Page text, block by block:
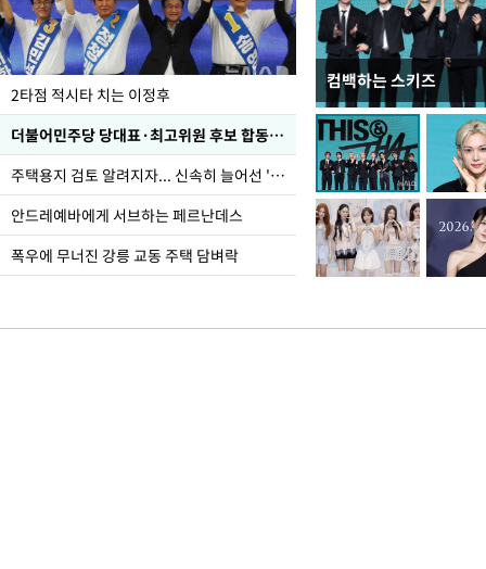
2타점 적시타 치는 이정후
더불어민주당 당대표·최고위원 후보 합동연설회
주택용지 검토 알려지자... 신속히 늘어선 '근조화환'
안드레예바에게 서브하는 페르난데스
폭우에 무너진 강릉 교동 주택 담벼락
컴백하는 스키즈
이번주 국회에는 무